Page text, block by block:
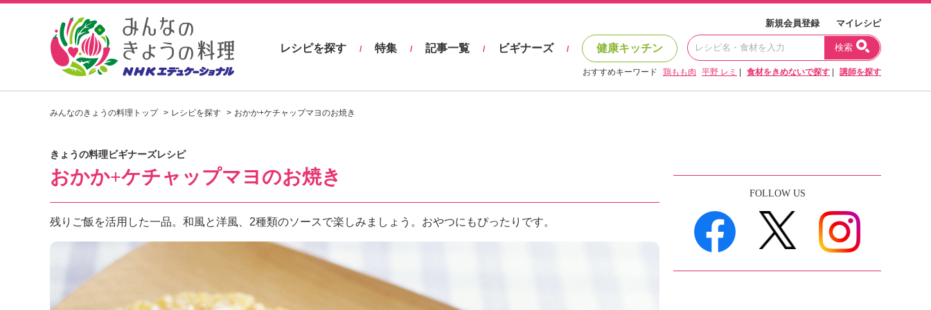
し
ピ
を
見
け
よ
H
新規会員登録 マイレシピ
レシピを探す / 特集 / 記事一覧 / ビギナーズ / 健康キッチン 検索
おすすめキーワード 鶏もも肉 平野 レミ 食材をきめないで探す 講師を探す
みんなのきょうの料理トップ レシピを探す おかか+ケチャップマヨのお焼き
きょうの料理ビギナーズレシピ
おかか+ケチャップマヨのお焼き
残りご飯を活用した一品。和風と洋風、2種類のソースで楽しみましょう。おやつにもぴったりです。
FOLLOW US